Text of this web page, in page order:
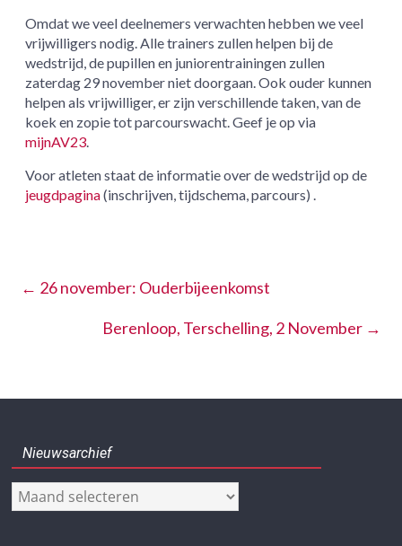
Omdat we veel deelnemers verwachten hebben we veel
vrijwilligers nodig. Alle trainers zullen helpen bij de
wedstrijd, de pupillen en juniorentrainingen zullen
zaterdag 29 november niet doorgaan. Ook ouder kunnen
helpen als vrijwilliger, er zijn verschillende taken, van de
koek en zopie tot parcourswacht. Geef je op via
mijnAV23.
Voor atleten staat de informatie over de wedstrijd op de
jeugdpagina(inschrijven, tijdschema, parcours) .
← 26 november: Ouderbijeenkomst
Berenloop, Terschelling, 2 November →
Nieuwsarchief
Nieuwsarchief